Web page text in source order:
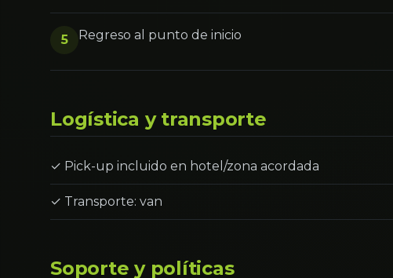
5 Regreso al punto de inicio
Logística y transporte
✓ Pick-up incluido en hotel/zona acordada
✓ Transporte: van
Soporte y políticas